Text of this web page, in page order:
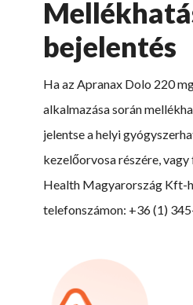
bejelentés
Ha az Apranax Dolo 220
alkalmazása során
jelentse a helyi
kezelőorvosa részére,
Health Magyarország Kft-
telefonszámon: +36 (1)